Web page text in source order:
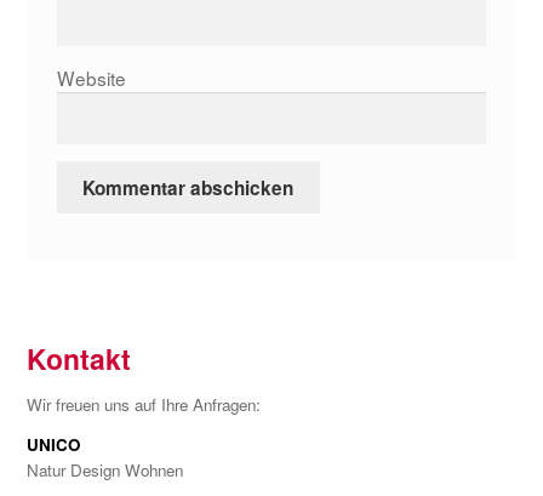
Website
Kontakt
Wir freuen uns auf Ihre Anfragen:
UNICO
Natur Design Wohnen